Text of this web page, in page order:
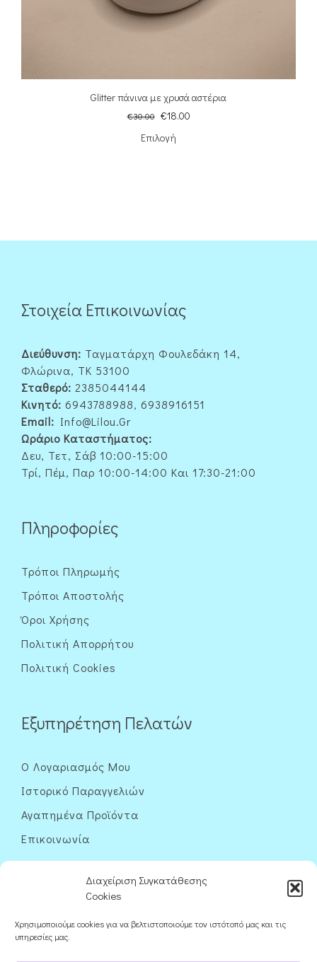
Διαχείριση Συγκατάθεσης
Cookies
Χρησιμοποιούμε cookies για να βελτιστοποιούμε τον ιστότοπό μας και τις
υπηρεσίες μας.
Glitter πάνινα με χρυσά αστέρια
€30.00 €18.00
Επιλογή
Στοιχεία Επικοινωνίας
Διεύθυνση: Ταγματάρχη Φουλεδάκη 14,
Φλώρινα, ΤΚ 53100
Σταθερό: 2385044144
Κινητό: 6943788988, 6938916151
Email: Info@lilou.gr
Ωράριο Καταστήματος:
Δευ, Τετ, Σάβ 10:00-15:00
Τρί, Πέμ, Παρ 10:00-14:00 Και 17:30-21:00
Πληροφορίες
Τρόποι Πληρωμής
Τρόποι Αποστολής
Όροι Χρήσης
Πολιτική Απορρήτου
Πολιτική Cookies
Εξυπηρέτηση Πελατών
Ο Λογαριασμός Μου
Ιστορικό Παραγγελιών
Αγαπημένα Προϊόντα
Επικοινωνία
Ακολουθήστε μας